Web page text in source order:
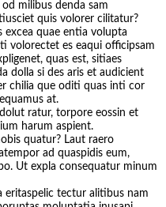
milibus denda sam
quis volorer cilitatur?
quae entia volupta
volorectet es eaqui officipsam
quas est, sitiaes
dolla si des aris et audicient
chilia que oditi quas inti cor
at.
ratur, torpore eossin et
harum aspient.
quatur? Laut raero
ad quaspidis eum,
Ut expla consequatur minum
tectur alitibus nam